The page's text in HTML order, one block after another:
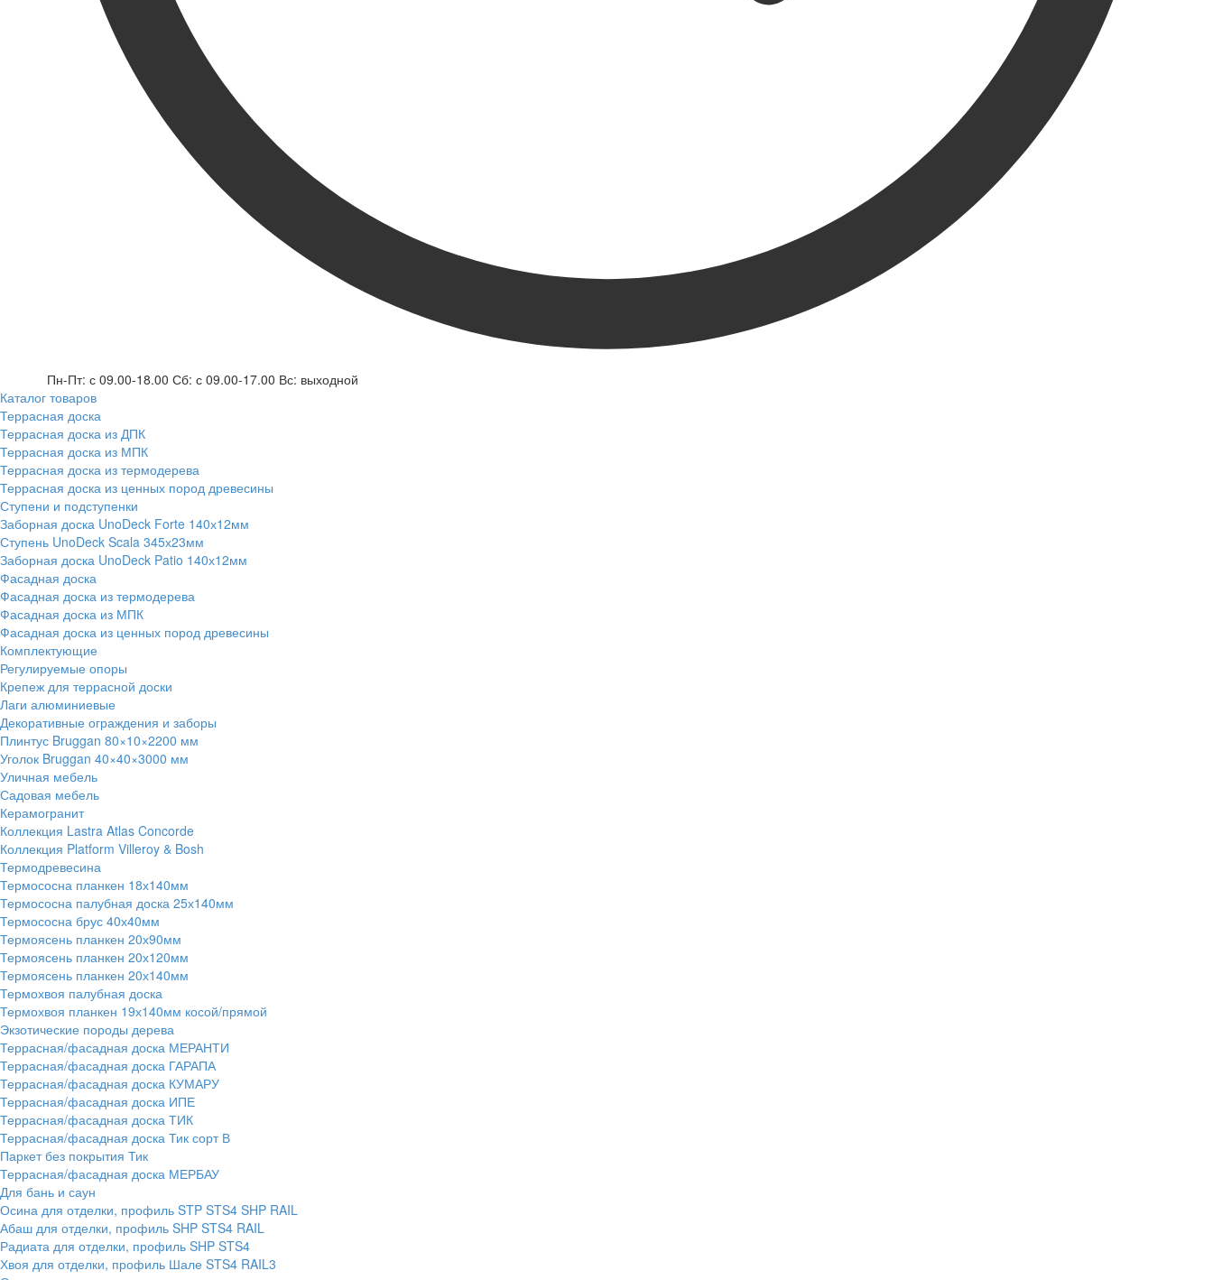
Пн-Пт: с 09.00-18.00 Сб: с 09.00-17.00 Вс: выходной
Каталог товаров
Террасная доска
Террасная доска из ДПК
Террасная доска из МПК
Террасная доска из термодерева
Террасная доска из ценных пород древесины
Ступени и подступенки
Заборная доска UnoDeck Forte 140х12мм
Ступень UnoDeck Scala 345х23мм
Заборная доска UnoDeck Patio 140х12мм
Фасадная доска
Фасадная доска из термодерева
Фасадная доска из МПК
Фасадная доска из ценных пород древесины
Комплектующие
Регулируемые опоры
Крепеж для террасной доски
Лаги алюминиевые
Декоративные ограждения и заборы
Плинтус Bruggan 80×10×2200 мм
Уголок Bruggan 40×40×3000 мм
Уличная мебель
Садовая мебель
Керамогранит
Коллекция Lastra Atlas Concorde
Коллекция Platform Villeroy & Bosh
Термодревесина
Термососна планкен 18х140мм
Термососна палубная доска 25х140мм
Термососна брус 40х40мм
Термоясень планкен 20х90мм
Термоясень планкен 20х120мм
Термоясень планкен 20х140мм
Термохвоя палубная доска
Термохвоя планкен 19х140мм косой/прямой
Экзотические породы дерева
Террасная/фасадная доска МЕРАНТИ
Террасная/фасадная доска ГАРАПА
Террасная/фасадная доска КУМАРУ
Террасная/фасадная доска ИПЕ
Террасная/фасадная доска ТИК
Террасная/фасадная доска Тик сорт В
Паркет без покрытия Тик
Террасная/фасадная доска МЕРБАУ
Для бань и саун
Осина для отделки, профиль STP STS4 SHP RAIL
Абаш для отделки, профиль SHP STS4 RAIL
Радиата для отделки, профиль SHP STS4
Хвоя для отделки, профиль Шале STS4 RAIL3